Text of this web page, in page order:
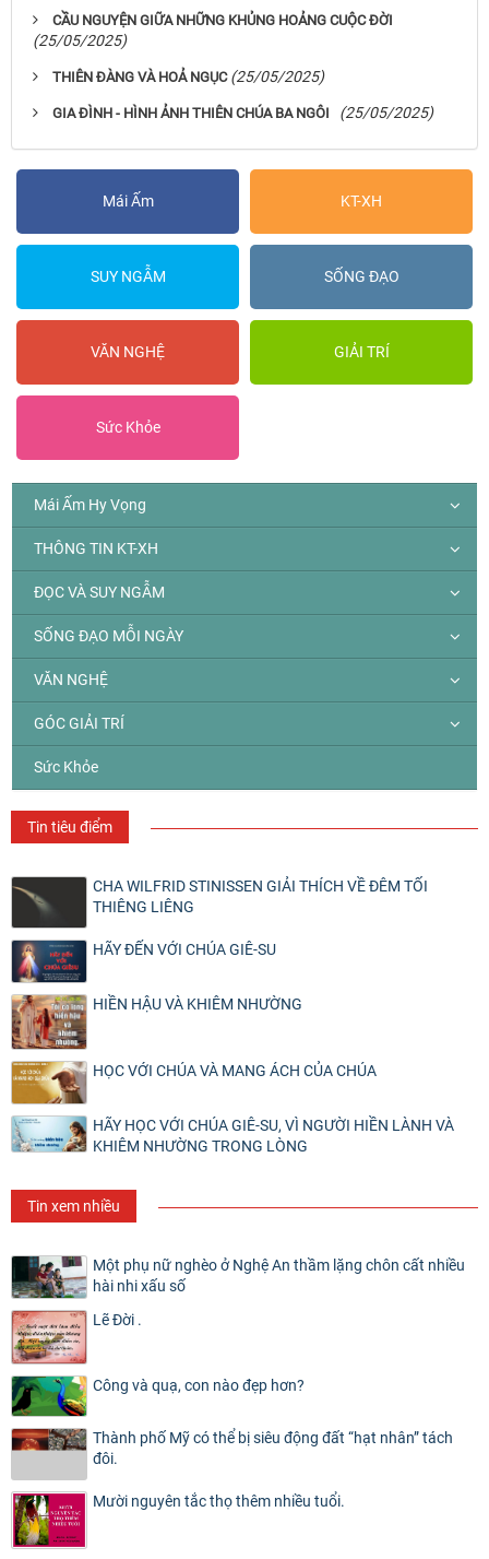
CẦU NGUYỆN GIỮA NHỮNG KHỦNG HOẢNG CUỘC ĐỜI
(25/05/2025)
THIÊN ĐÀNG VÀ HOẢ NGỤC (25/05/2025)
GIA ĐÌNH - HÌNH ẢNH THIÊN CHÚA BA NGÔI (25/05/2025)
Mái Ấm KT-XH
SUY NGẪM SỐNG ĐẠO
VĂN NGHỆ GIẢI TRÍ
Sức Khỏe
Mái Ấm Hy Vọng
THÔNG TIN KT-XH
ĐỌC VÀ SUY NGẪM
SỐNG ĐẠO MỖI NGÀY
VĂN NGHỆ
GÓC GIẢI TRÍ
Sức Khỏe
Tin tiêu điểm
CHA WILFRID STINISSEN GIẢI THÍCH VỀ ĐÊM TỐI
THIÊNG LIÊNG
HÃY ĐẾN VỚI CHÚA GIÊ-SU
HIỀN HẬU VÀ KHIÊM NHƯỜNG
HỌC VỚI CHÚA VÀ MANG ÁCH CỦA CHÚA
HÃY HỌC VỚI CHÚA GIÊ-SU, VÌ NGƯỜI HIỀN LÀNH VÀ
KHIÊM NHƯỜNG TRONG LÒNG
Tin xem nhiều
Một phụ nữ nghèo ở Nghệ An thầm lặng chôn cất nhiều
hài nhi xấu số
Lẽ Đời .
Công và quạ, con nào đẹp hơn?
Thành phố Mỹ có thể bị siêu động đất “hạt nhân” tách
đôi.
Mười nguyên tắc thọ thêm nhiều tuổi.